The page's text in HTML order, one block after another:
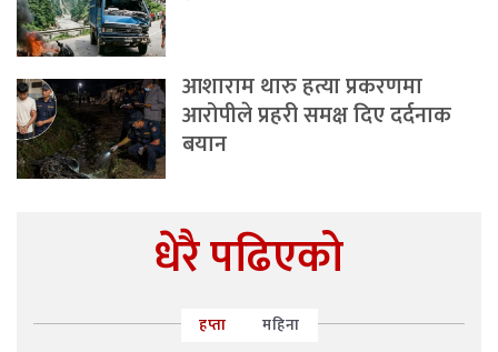
आशाराम थारु हत्या प्रकरणमा
आरोपीले प्रहरी समक्ष दिए दर्दनाक
बयान
धेरै पढिएको
हप्ता महिना